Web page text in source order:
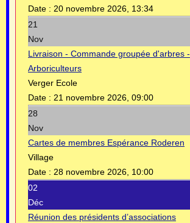
Date : 20 novembre 2026, 13:34
21
Nov
Livraison - Commande groupée d'arbres -
Arboriculteurs
Verger Ecole
Date : 21 novembre 2026, 09:00
28
Nov
Cartes de membres Espérance Roderen
Village
Date : 28 novembre 2026, 10:00
02
Déc
Réunion des présidents d’associations